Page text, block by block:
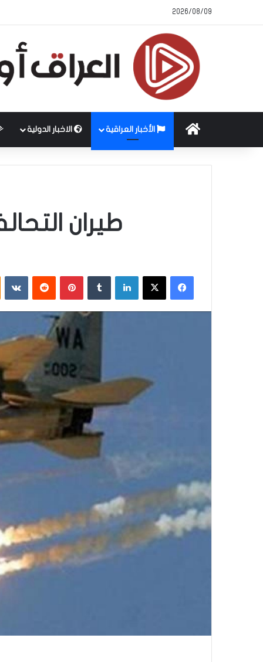
2026/08/09
الرئيسية الأخبار العراقية الاخبار الدولية
طيران
فيسبوك
‫X لينكدإن بينتيريست